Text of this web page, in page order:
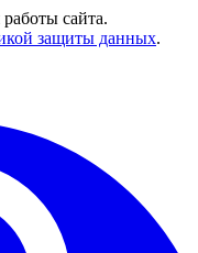
сайта.
защиты данных.